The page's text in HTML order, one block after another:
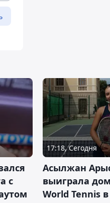
с
17:18, Сегодня
Асылжан
выиграла
World Tennis